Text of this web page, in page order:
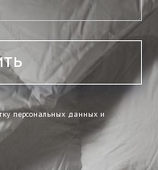
персональных данных и